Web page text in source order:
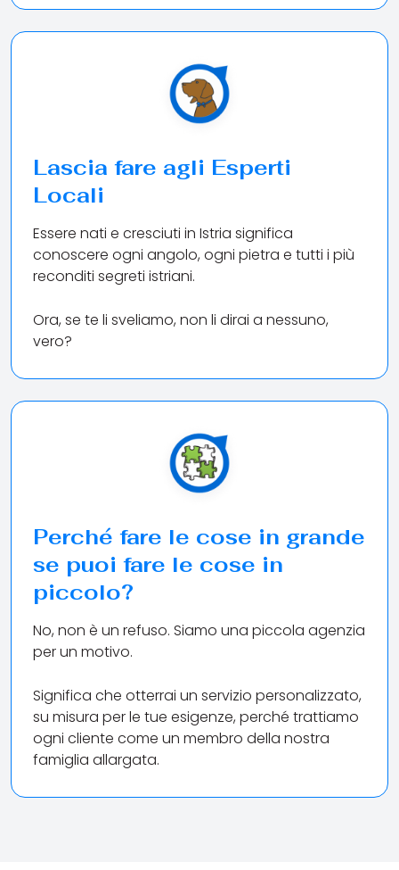
Lascia fare agli Esperti
Locali
Essere nati e cresciuti in Istria significa
conoscere ogni angolo, ogni pietra e tutti i più
reconditi segreti istriani.
Ora, se te li sveliamo, non li dirai a nessuno,
vero?
Perché fare le cose in grande
se puoi fare le cose in
piccolo?
No, non è un refuso. Siamo una piccola agenzia
per un motivo.
Significa che otterrai un servizio personalizzato,
su misura per le tue esigenze, perché trattiamo
ogni cliente come un membro della nostra
famiglia allargata.